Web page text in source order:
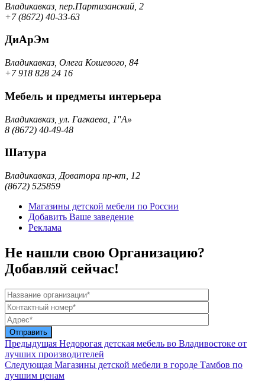
Владикавказ, пер.Партизанский, 2
+7 (8672) 40-33-63
ДиАрЭм
Владикавказ, Олега Кошевого, 84
+7 918 828 24 16
Мебель и предметы интерьера
Владикавказ, ул. Гагкаева, 1″А»
8 (8672) 40-49-48
Шатура
Владикавказ, Доватора пр-кт, 12
(8672) 525859
Магазины детской мебели по России
Добавить Ваше заведение
Реклама
Не нашли свою Организацию?
Добавляй сейчас!
Предыдущая Недорогая детская мебель во Владивостоке от
лучших производителей
Следующая Магазины детской мебели в городе Тамбов по
лучшим ценам